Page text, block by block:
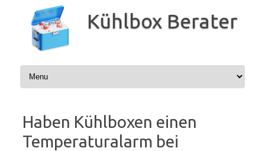
springen
Kühlbox Berater
Haben Kühlboxen einen
Temperaturalarm bei